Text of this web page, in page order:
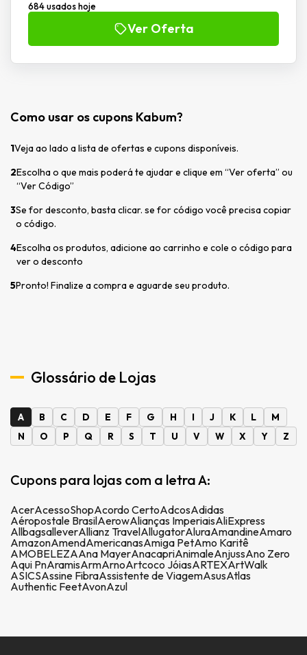
684 usados hoje
Ver Oferta
Como usar os cupons Kabum?
1Veja ao lado a lista de ofertas e cupons disponíveis.
2Escolha o que mais poderá te ajudar e clique em “Ver oferta” ou
“Ver Código”
3Se for desconto, basta clicar. se for código você precisa copiar
o código.
4Escolha os produtos, adicione ao carrinho e cole o código para
ver o desconto
5Pronto! Finalize a compra e aguarde seu produto.
Glossário de Lojas
A B C D E F G H I J K L
M
N
O P Q R S T U V W X Y Z
Cupons para lojas com a letra A:
AcerAcessoShopAcordo CertoAdcosAdidas
Aéropostale BrasilAerowAlianças ImperiaisAliExpress
AllbagsalleverAllianz TravelAllugatorAluraAmandineAmaro
AmazonAmendAmericanasAmiga PetAmo Karitê
AMOBELEZAAna MayerAnacapriAnimaleAnjussAno Zero
Aqui PnAramisArmArnoArtcoco JóiasARTEXArtWalk
ASICSAssine FibraAssistente de ViagemAsusAtlas
Authentic FeetAvonAzul